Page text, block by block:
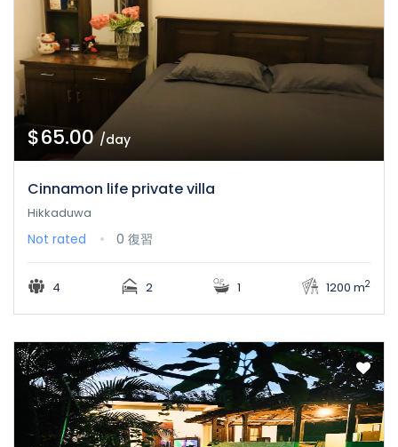
$65.00/day
Cinnamon life private villa
Hikkaduwa
Not rated 0 復習
4 2 1 1200 m2